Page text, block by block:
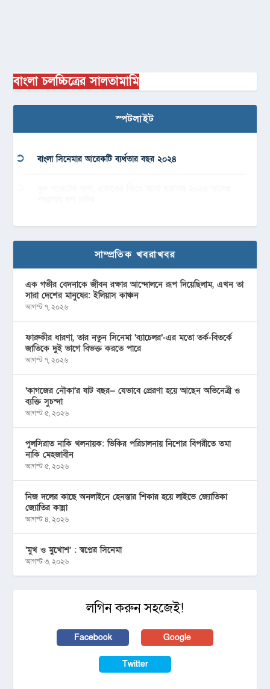
বাংলা চলচ্চিত্রের সালতামামি
স্পটলাইট
বাংলা সিনেমার আরেকটি ব্যর্থতার বছর ২০২৪
সাম্প্রতিক খবরাখবর
এক গভীর বেদনাকে জীবন রক্ষার আন্দোলনে রূপ দিয়েছিলাম, এখন তা
সারা দেশের মানুষের: ইলিয়াস কাঞ্চন
আগস্ট ৭, ২০২৬
ফারুকীর ধারণা, তার নতুন সিনেমা ‘ব্যাচেলর’-এর মতো তর্ক-বিতর্কে
জাতিকে দুই ভাগে বিভক্ত করতে পারে
আগস্ট ৭, ২০২৬
‘কাগজের নৌকা’র ষাট বছর— যেভাবে প্রেরণা হয়ে আছেন অভিনেত্রী ও
ব্যক্তি সুচন্দা
আগস্ট ৫, ২০২৬
পুলসিরাত নাকি খলনায়ক: ভিকির পরিচালনায় নিশোর বিপরীতে তমা
নাকি মেহজাবীন
আগস্ট ৫, ২০২৬
নিজ দলের কাছে অনলাইনে হেনস্তার শিকার হয়ে লাইভে জ্যোতিকা
জ্যোতির কান্না
আগস্ট ৪, ২০২৬
‘মুখ ও মু্খোশ’ : স্বপ্নের সিনেমা
আগস্ট ৩, ২০২৬
লগিন করুন সহজেই!
Facebook Google
Twitter